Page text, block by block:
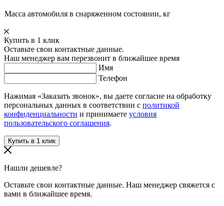
Масса автомобиля в снаряженном состоянии, кг
Купить в 1 клик
Оставьте свои контактные данные.
Наш менеджер вам перезвонит в ближайшее время
Имя
Телефон
Нажимая «Заказать звонок», вы даете согласие на обработку
персональных данных в соответствии с политикой
конфиденциальности и принимаете условия
пользовательского соглашения.
Нашли дешевле?
Оставьте свои контактные данные. Наш менеджер свяжется с
вами в ближайшее время.